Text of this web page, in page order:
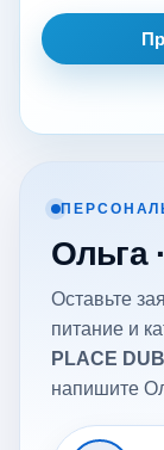
Ольга
Оставьте
питание и
PLACE
напишите